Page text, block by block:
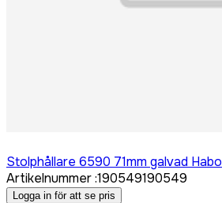
Stolphållare 6590 71mm galvad Habo
Artikelnummer:190549190549
Logga in för att se pris